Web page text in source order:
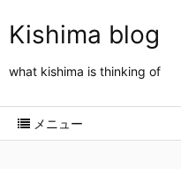
Kishima blog
what kishima is thinking of
メニュー